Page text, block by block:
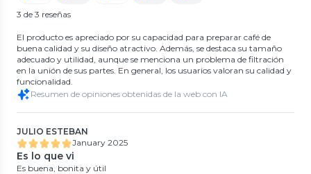
3 de 3 reseñas
El producto es apreciado por su capacidad para preparar café de
buena calidad y su diseño atractivo. Además, se destaca su tamaño
adecuado y utilidad, aunque se menciona un problema de filtración
en la unión de sus partes. En general, los usuarios valoran su calidad y
funcionalidad.
Resumen de opiniones obtenidas de la web con IA
JULIO ESTEBAN
January 2025
Es lo que vi
Es buena, bonita y útil